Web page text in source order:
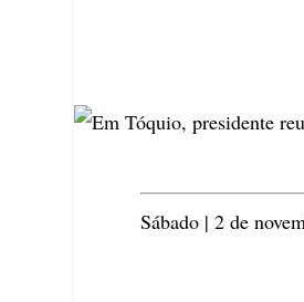
Sábado | 2 de